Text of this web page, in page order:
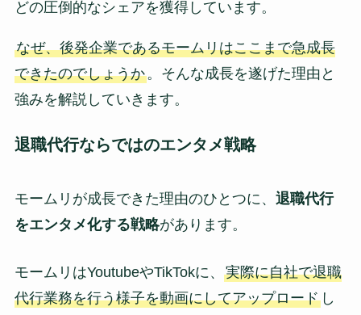
どの圧倒的なシェアを獲得しています。
なぜ、後発企業であるモームリはここまで急成長
できたのでしょうか。そんな成長を遂げた理由と
強みを解説していきます。
退職代行ならではのエンタメ戦略
モームリが成長できた理由のひとつに、 退職代行
をエンタメ化する戦略があります。
モームリはYoutubeやTikTokに、 実際に自社で退職
代行業務を行う様子を動画にしてアップロードし